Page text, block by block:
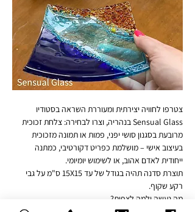
צטרפו לחוויה יצירתית ומעוררת השראה בסטודיו
Sensual Glass בנהריה, וצרו לבחירה: צלחת זכוכית
מרובעת בסגנון סושי יפני, פמות או תמונה מזכוכית
בעיצוב אישי – מושלמת כפריט דקורטיבי, כמתנה
ייחודית לאדם אהוב, או לשימוש יומיומי.
תוצרת סדנה תהיה בגודל של עד 15X15 ס"מ על גבי
רקע שקוף.
מה נעשה ולמה לצפות?